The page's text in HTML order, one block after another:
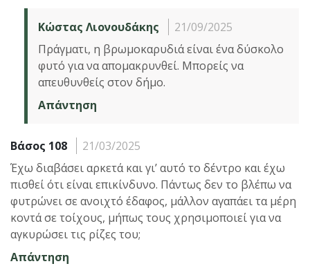
Κώστας Λιονουδάκης
21/09/2025
Πράγματι, η βρωμοκαρυδιά είναι ένα δύσκολο
φυτό για να απομακρυνθεί. Μπορείς να
απευθυνθείς στον δήμο.
Απάντηση
Βάσος 108
21/03/2025
Έχω διαβάσει αρκετά και γι’ αυτό το δέντρο και έχω
πισθεί ότι είναι επικίνδυνο. Πάντως δεν το βλέπω να
φυτρώνει σε ανοιχτό έδαφος, μάλλον αγαπάει τα μέρη
κοντά σε τοίχους, μήπως τους χρησιμοποιεί για να
αγκυρώσει τις ρίζες του;
Απάντηση